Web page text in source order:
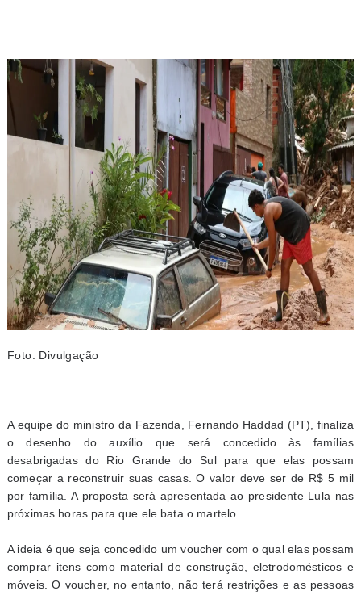
Foto: Divulgação
A equipe do ministro da Fazenda, Fernando Haddad (PT), finaliza
o desenho do auxílio que será concedido às famílias
desabrigadas do Rio Grande do Sul para que elas possam
começar a reconstruir suas casas. O valor deve ser de R$ 5 mil
por família. A proposta será apresentada ao presidente Lula nas
próximas horas para que ele bata o martelo.
A ideia é que seja concedido um voucher com o qual elas possam
comprar itens como material de construção, eletrodomésticos e
móveis. O voucher, no entanto, não terá restrições e as pessoas